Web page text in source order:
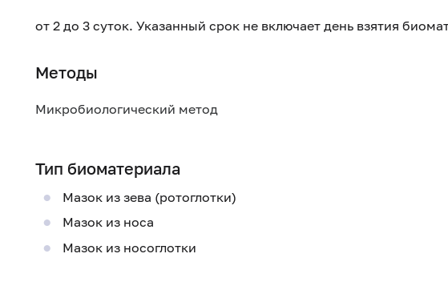
от 2 до 3 суток. Указанный срок не включает день взятия
Методы
Микробиологический метод
Тип биоматериала
Мазок из зева (ротоглотки)
Мазок из носа
Мазок из носоглотки